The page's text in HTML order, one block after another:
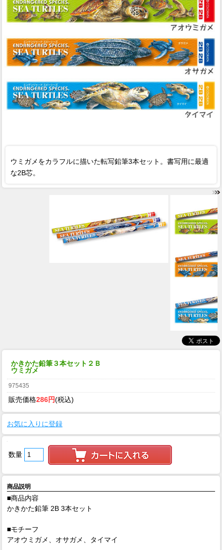
ウミガメをカラフルに描いた転写鉛筆3本セット。書写用に最適
な2B芯。
かきかた鉛筆３本セット２Ｂ
ウミガメ
975435
販売価格286円(税込)
お気に入りに登録
数量
商品説明
■商品内容
かきかた鉛筆 2B 3本セット
■モチーフ
アオウミガメ、オサガメ、タイマイ